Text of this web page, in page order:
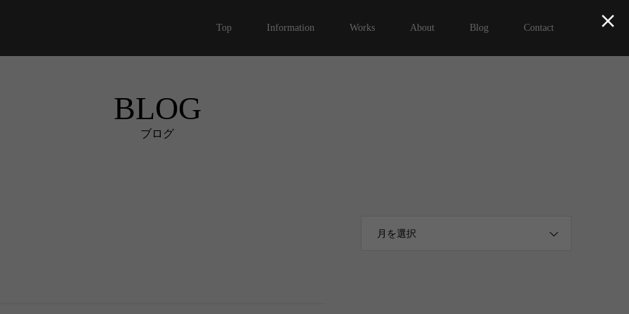
Top Information Works About Blog Contact
BLOG
ブログ
月を選択
